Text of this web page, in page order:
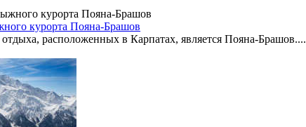
курорта Пояна-Брашов
расположенных в Карпатах, является Пояна-Брашов....